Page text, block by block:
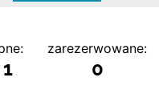
zarezerwowane:
0